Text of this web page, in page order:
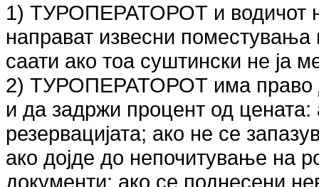
1) ТУРОПЕРАТОРОТ и водичот
направат извесни
саати ако тоа суштински не ја
2) ТУРОПЕРАТОРОТ има право
и да задржи процент од
резервацијата; ако не се
ако дојде до непочитување на
документи; ако се поднесени